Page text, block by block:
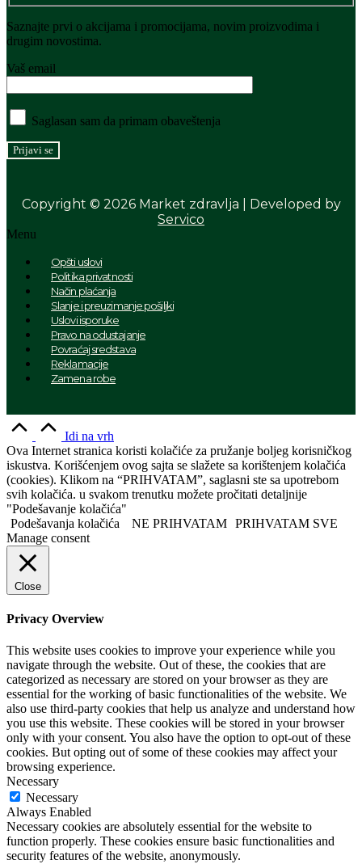
Saznajte prvi o akcijama i promocijama, novim proizvodima i
drugim novostima.
Vaš email
Saglasan sam da primam obaveštenja
Copyright © 2026 Market zdravlja | Developed by
Servico
Menu
Opšti uslovi
Politika privatnosti
Način plaćanja
Slanje i preuzimanje pošiljki
Uslovi isporuke
Pravo na odustajanje
Povraćaj sredstava
Reklamacije
Zamena robe
Idi na vrh
Ova Internet stranica koristi kolačiće za pružanje boljeg korisničkog
iskustva. Korišćenjem ovog sajta se slažete sa korištenjem kolačića
(cookies). Klikom na “PRIHVATAM”, saglasni ste sa upotrebom
svih kolačića. u svakom trenutku možete pročitati detaljnije
"Podešavanje kolačića"
Podešavanja kolačića
NE PRIHVATAM PRIHVATAM SVE
Manage consent
Close
Privacy Overview
This website uses cookies to improve your experience while you
navigate through the website. Out of these, the cookies that are
categorized as necessary are stored on your browser as they are
essential for the working of basic functionalities of the website. We
also use third-party cookies that help us analyze and understand how
you use this website. These cookies will be stored in your browser
only with your consent. You also have the option to opt-out of these
cookies. But opting out of some of these cookies may affect your
browsing experience.
Necessary
Necessary
Always Enabled
Necessary cookies are absolutely essential for the website to
function properly. These cookies ensure basic functionalities and
security features of the website, anonymously.